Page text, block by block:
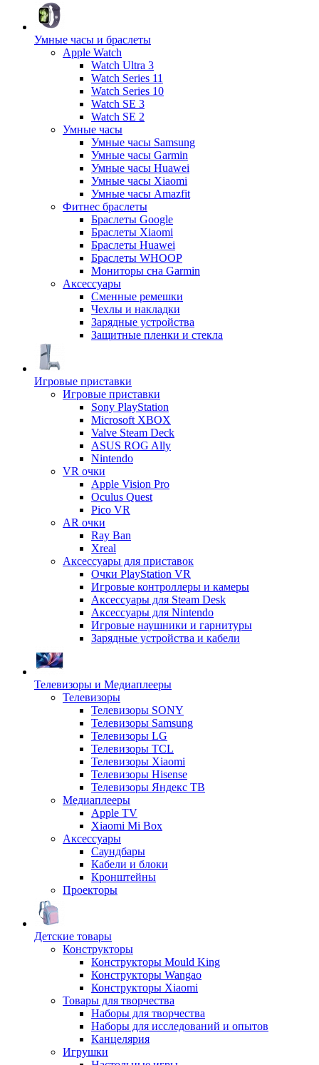
Умные часы и браслеты
Apple Watch
Watch Ultra 3
Watch Series 11
Watch Series 10
Watch SE 3
Watch SE 2
Умные часы
Умные часы Samsung
Умные часы Garmin
Умные часы Huawei
Умные часы Xiaomi
Умные часы Amazfit
Фитнес браслеты
Браслеты Google
Браслеты Xiaomi
Браслеты Huawei
Браслеты WHOOP
Мониторы сна Garmin
Аксессуары
Сменные ремешки
Чехлы и накладки
Зарядные устройства
Защитные пленки и стекла
Игровые приставки
Игровые приставки
Sony PlayStation
Microsoft XBOX
Valve Steam Deck
ASUS ROG Ally
Nintendo
VR очки
Apple Vision Pro
Oculus Quest
Pico VR
AR очки
Ray Ban
Xreal
Аксессуары для приставок
Очки PlayStation VR
Игровые контроллеры и камеры
Аксессуары для Steam Desk
Аксессуары для Nintendo
Игровые наушники и гарнитуры
Зарядные устройства и кабели
Телевизоры и Медиаплееры
Телевизоры
Телевизоры SONY
Телевизоры Samsung
Телевизоры LG
Телевизоры TCL
Телевизоры Xiaomi
Телевизоры Hisense
Телевизоры Яндекс ТВ
Медиаплееры
Apple TV
Xiaomi Mi Box
Аксессуары
Саундбары
Кабели и блоки
Кронштейны
Проекторы
Детские товары
Конструкторы
Конструкторы Mould King
Конструкторы Wangao
Конструкторы Xiaomi
Товары для творчества
Наборы для творчества
Наборы для исследований и опытов
Канцелярия
Игрушки